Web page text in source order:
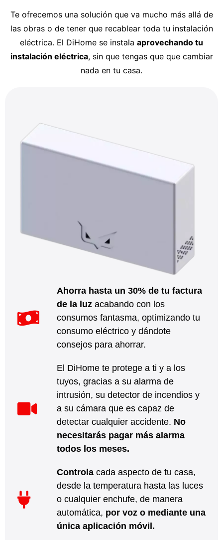
Te ofrecemos una solución que va mucho más allá de
las obras o de tener que recablear toda tu instalación
eléctrica. El DiHome se instala aprovechando tu
instalación eléctrica, sin que tengas que que cambiar
nada en tu casa.
Ahorra hasta un 30% de tu factura
de la luzacabando con los
consumos fantasma, optimizando tu
consumo eléctrico y dándote
consejos para ahorrar.
El DiHome te protege a ti y a los
tuyos, gracias a su alarma de
intrusión, su detector de incendios y
a su cámara que es capaz de
detectar cualquier accidente. No
necesitarás pagar más alarma
todos los meses.
Controla cada aspecto de tu casa,
desde la temperatura hasta las luces
o cualquier enchufe, de manera
automática, por voz o mediante una
única aplicación móvil.